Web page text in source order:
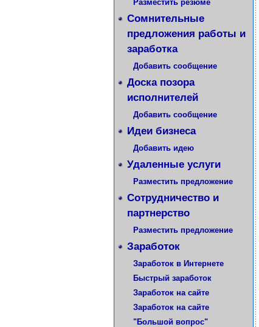
Разместить резюме
Сомнительные
предложения работы и
заработка
Добавить сообщение
Доска позора
исполнителей
Добавить сообщение
Идеи бизнеса
Добавить идею
Удаленные услуги
Разместить предложение
Сотрудничество и
партнерство
Разместить предложение
Заработок
Заработок в Интернете
Быстрый заработок
Заработок на сайте
Заработок на сайте
"Большой вопрос"